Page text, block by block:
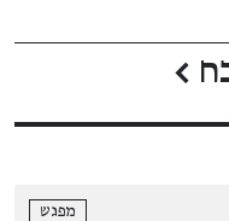
←
מפגש